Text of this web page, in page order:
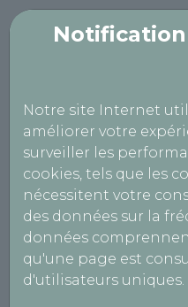
Notre site Internet
améliorer votre
surveiller les
cookies, tels que les
nécessitent votre
des données sur la
données
qu'une page est
d'utilisateurs uniques.
Politique
DONNÉES
Politique